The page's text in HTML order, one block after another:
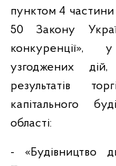
пунктом 4 частини
50 Закону
конкуренції»,
узгоджених
результатів
капітального
області:
- «Будівництво